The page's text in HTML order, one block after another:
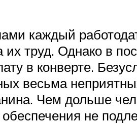
каждый
труд. Однако в
в конверте.
весьма
Чем дольше
не